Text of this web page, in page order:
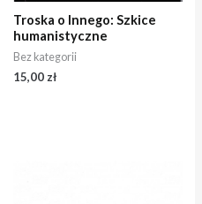
Troska o Innego: Szkice
humanistyczne
Bez kategorii
15,00 zł